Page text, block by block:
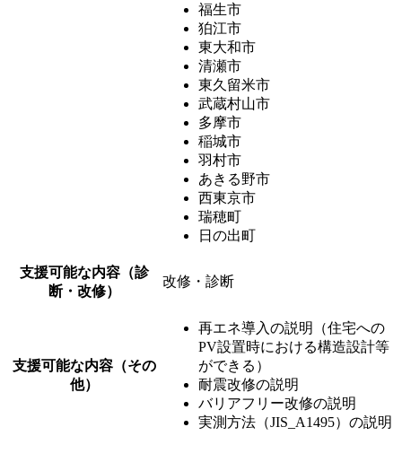
福生市
狛江市
東大和市
清瀬市
東久留米市
武蔵村山市
多摩市
稲城市
羽村市
あきる野市
西東京市
瑞穂町
日の出町
支援可能な内容（診
断・改修）
改修・診断
支援可能な内容（その
他）
再エネ導入の説明（住宅への
PV設置時における構造設計等
ができる）
耐震改修の説明
バリアフリー改修の説明
実測方法（JIS_A1495）の説明